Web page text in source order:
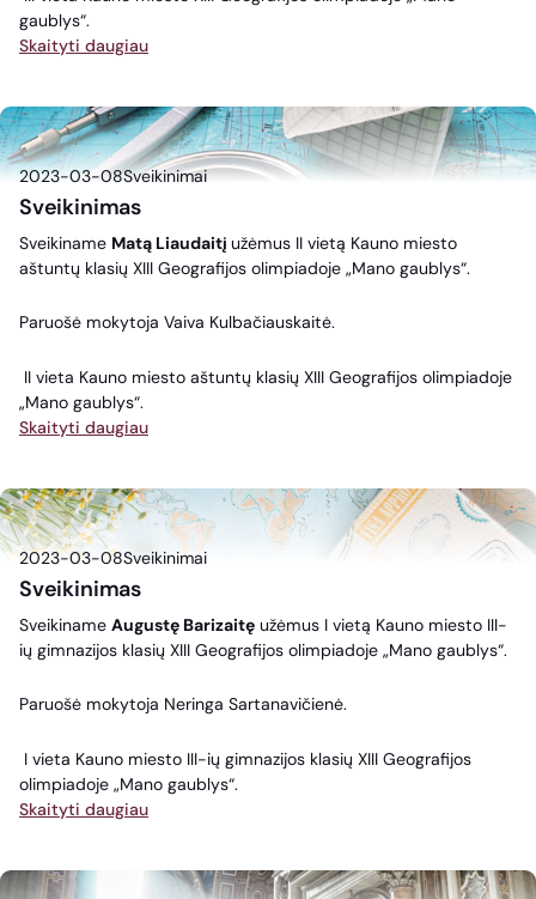
gaublys“.
Skaityti daugiau
2023-03-08Sveikinimai
Sveikinimas
Sveikiname Matą Liaudaitį užėmus II vietą Kauno miesto
aštuntų klasių XIII Geografijos olimpiadoje „Mano gaublys“.
Paruošė mokytoja Vaiva Kulbačiauskaitė.
II vieta Kauno miesto aštuntų klasių XIII Geografijos olimpiadoje
„Mano gaublys“.
Skaityti daugiau
2023-03-08Sveikinimai
Sveikinimas
Sveikiname Augustę Barizaitę užėmus I vietą Kauno miesto III-
ių gimnazijos klasių XIII Geografijos olimpiadoje „Mano gaublys“.
Paruošė mokytoja Neringa Sartanavičienė.
I vieta Kauno miesto III-ių gimnazijos klasių XIII Geografijos
olimpiadoje „Mano gaublys“.
Skaityti daugiau